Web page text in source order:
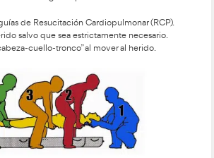
el auxiliador, la zona y el o los
de emergencias médicas a través del
en cuenta: